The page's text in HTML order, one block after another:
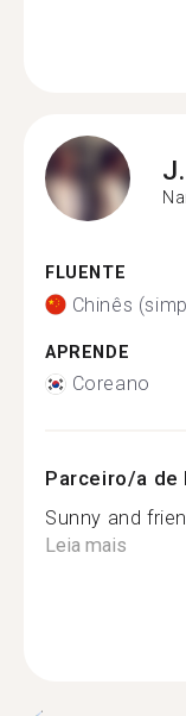
J.
FLUENTE
Chinês
APRENDE
Coreano
Parceiro/a de
Sunny and
Leia mais